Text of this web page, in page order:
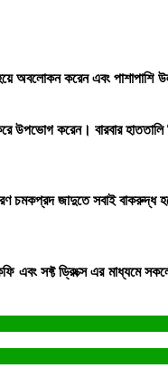
অবলোকন করেন এবং পাশাপাশি
উপভোগ করেন। বারবার
জাদুতে সবাই বাকরুদ্ধ
সফ্ট ড্রিংক্স এর মাধ্যমে